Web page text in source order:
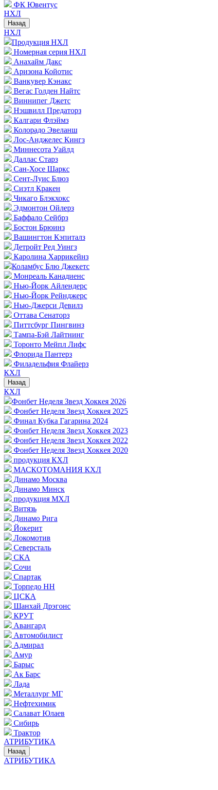
ФК Ювентус
НХЛ
Назад
НХЛ
Продукция НХЛ
Номерная серия НХЛ
Анахайм Дакс
Аризона Койотис
Ванкувер Кэнакс
Вегас Голден Найтс
Виннипег Джетс
Нэшвилл Предаторз
Калгари Флэймз
Колорадо Эвеланш
Лос-Анджелес Кингз
Миннесота Уайлд
Даллас Старз
Сан-Хосе Шаркс
Сент-Луис Блюз
Сиэтл Кракен
Чикаго Блэкхокс
Эдмонтон Ойлерз
Баффало Сейбрз
Бостон Брюинз
Вашингтон Кэпиталз
Детройт Ред Уингз
Каролина Харрикейнз
Коламбус Блю Джекетс
Монреаль Канадиенс
Нью-Йорк Айлендерс
Нью-Йорк Рейнджерс
Нью-Джерси Девилз
Оттава Сенаторз
Питтсбург Пингвинз
Тампа-Бэй Лайтнинг
Торонто Мейпл Лифс
Флорида Пантерз
Филадельфия Флайерз
КХЛ
Назад
КХЛ
Фонбет Неделя Звезд Хоккея 2026
Фонбет Неделя Звезд Хоккея 2025
Финал Кубка Гагарина 2024
Фонбет Неделя Звезд Хоккея 2023
Фонбет Неделя Звезд Хоккея 2022
Фонбет Неделя Звезд Хоккея 2020
продукция КХЛ
МАСКОТОМАНИЯ КХЛ
Динамо Москва
Динамо Минск
продукция МХЛ
Витязь
Динамо Рига
Йокерит
Локомотив
Северсталь
СКА
Сочи
Спартак
Торпедо НН
ЦСКА
Шанхай Дрэгонс
КРУТ
Авангард
Автомобилист
Адмирал
Амур
Барыс
Ак Барс
Лада
Металлург МГ
Нефтехимик
Салават Юлаев
Сибирь
Трактор
АТРИБУТИКА
Назад
АТРИБУТИКА